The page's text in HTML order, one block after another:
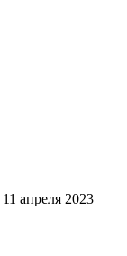
11 апреля 2023